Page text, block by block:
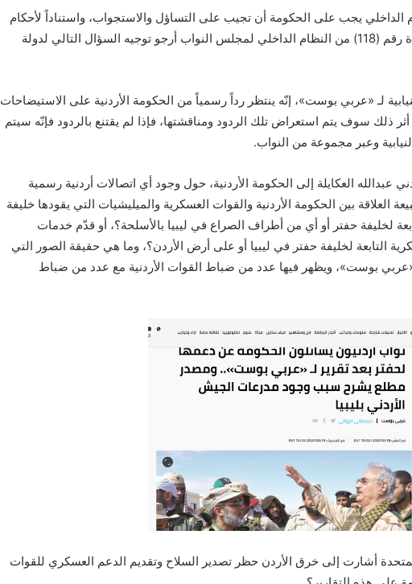
يجب على الحكومة أن تجيب على التساؤل والاستجواب، واستناداً لأحكام
المادة (96) من الدستور وعملاً بأحكام المادة رقم (118) من النظام الداخلي لمجلس النواب أرجو توجيه السؤال التالي لدولة
لـ «عربي بوست»، إنّه ينتظر رداً رسمياً من الحكومة الأردنية على الاستيضاحات
ذلك سوف يتم استعراض تلك الردود ومناقشتها، فإذا لم يقتنع بالردود فإنّه سيتم
وعبر مجموعة من النواب.
عبدالله العكايلة إلى الحكومة الأردنية، حول وجود أي اتصالات أردنية رسمية
العلاقة بين الحكومة الأردنية والقوات العسكرية والميليشيات التي يقودها خليفة
لخليفة حفتر أو أي من أطراف الصراع في ليبيا بالأسلحة؟، أو قدّم خدمات
التابعة لخليفة حفتر في ليبيا أو على أرض الأردن؟، وما هي حقيقة الصور التي
بوست»، ويظهر فيها عدد من ضباط القوات الأردنية مع عدد من ضباط
أشارت إلى خرق الأردن حظر تصدير السلاح وتقديم الدعم العسكري للقوات